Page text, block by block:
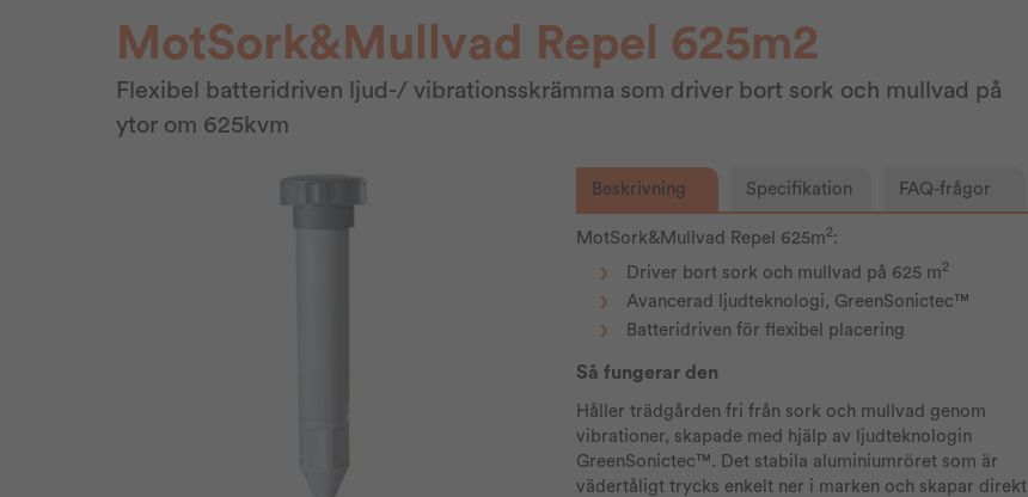
MotSork&Mullvad Repel 625m2
Flexibel batteridriven ljud-/ vibrationsskrämma som driver bort sork och mullvad på
ytor om 625kvm
Beskrivning Specifikation FAQ-frågor
MotSork&Mullvad Repel 625m2:
Driver bort sork och mullvad på 625 m2
Avancerad ljudteknologi, GreenSonictec™
Batteridriven för flexibel placering
Så fungerar den
Håller trädgården fri från sork och mullvad genom
vibrationer, skapade med hjälp av ljudteknologin
GreenSonictec™. Det stabila aluminiumröret som är
vädertåligt trycks enkelt ner i marken och skapar direkt